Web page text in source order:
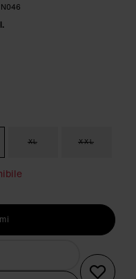
XL XXL